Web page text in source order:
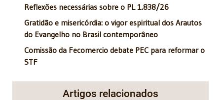
Reflexões necessárias sobre o PL 1.838/26
Gratidão e misericórdia: o vigor espiritual dos Arautos
do Evangelho no Brasil contemporâneo
Comissão da Fecomercio debate PEC para reformar o
STF
Artigos relacionados